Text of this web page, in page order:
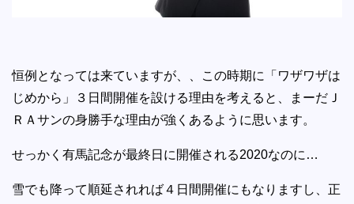
恒例となっては来ていますが、、この時期に「ワザワザは
じめから」３日間開催を設ける理由を考えると、まーだＪ
ＲＡサンの身勝手な理由が強くあるように思います。
せっかく有馬記念が最終日に開催される2020なのに…
雪でも降って順延されれば４日間開催にもなりますし、正